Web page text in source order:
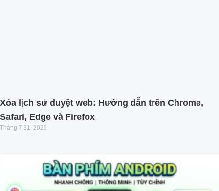
Xóa lịch sử duyệt web: Hướng dẫn trên Chrome,
Safari, Edge và Firefox
Tháng 7 31, 2026